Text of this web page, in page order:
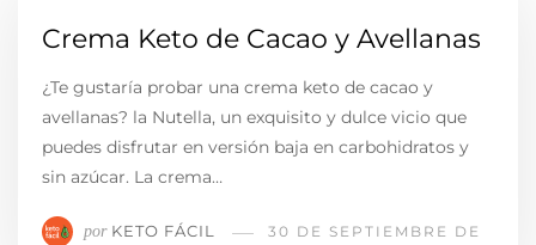
Crema Keto de Cacao y Avellanas
¿Te gustaría probar una crema keto de cacao y
avellanas? la Nutella, un exquisito y dulce vicio que
puedes disfrutar en versión baja en carbohidratos y
sin azúcar. La crema…
por KETO FÁCIL 30 DE SEPTIEMBRE DE